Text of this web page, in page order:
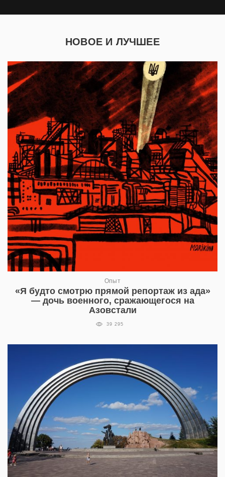
НОВОЕ И ЛУЧШЕЕ
Опыт
«Я будто смотрю прямой репортаж из ада»
— дочь военного, сражающегося на
Азовстали
39 295